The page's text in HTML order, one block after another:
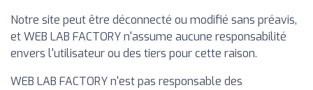
Notre site peut être déconnecté ou modifié sans préavis,
et WEB LAB FACTORY n'assume aucune responsabilité
envers l'utilisateur ou des tiers pour cette raison.
WEB LAB FACTORY n'est pas responsable des